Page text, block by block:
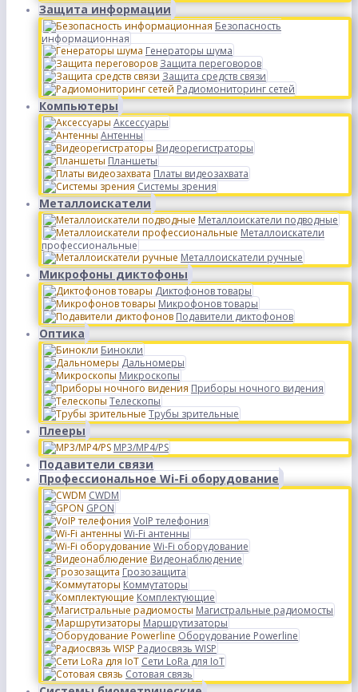
Защита информации
Безопасность
информационная
Генераторы шума
Защита переговоров
Защита средств связи
Радиомониторинг сетей
Компьютеры
Аксессуары
Антенны
Видеорегистраторы
Планшеты
Платы видеозахвата
Системы зрения
Металлоискатели
Металлоискатели подводные
Металлоискатели
профессиональные
Металлоискатели ручные
Микрофоны диктофоны
Диктофонов товары
Микрофонов товары
Подавители диктофонов
Оптика
Бинокли
Дальномеры
Микроскопы
Приборы ночного видения
Телескопы
Трубы зрительные
Плееры
MP3/MP4/PS
Подавители связи
Профессиональное Wi-Fi оборудование
CWDM
GPON
VoIP телефония
Wi-Fi антенны
Wi-Fi оборудование
Видеонаблюдение
Грозозащита
Коммутаторы
Комплектующие
Магистральные радиомосты
Маршрутизаторы
Оборудование Powerline
Радиосвязь WISP
Сети LoRa для IoT
Сотовая связь